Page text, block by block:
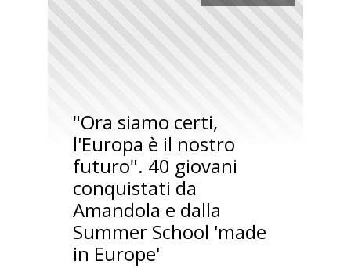
"Ora siamo certi,
l'Europa è il nostro
futuro". 40 giovani
conquistati da
Amandola e dalla
Summer School 'made
in Europe'